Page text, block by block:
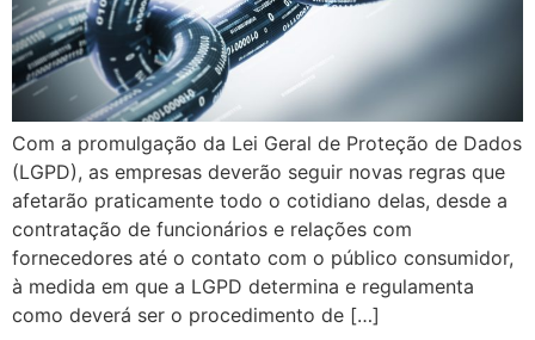
Com a promulgação da Lei Geral de Proteção de Dados
(LGPD), as empresas deverão seguir novas regras que
afetarão praticamente todo o cotidiano delas, desde a
contratação de funcionários e relações com
fornecedores até o contato com o público consumidor,
à medida em que a LGPD determina e regulamenta
como deverá ser o procedimento de […]